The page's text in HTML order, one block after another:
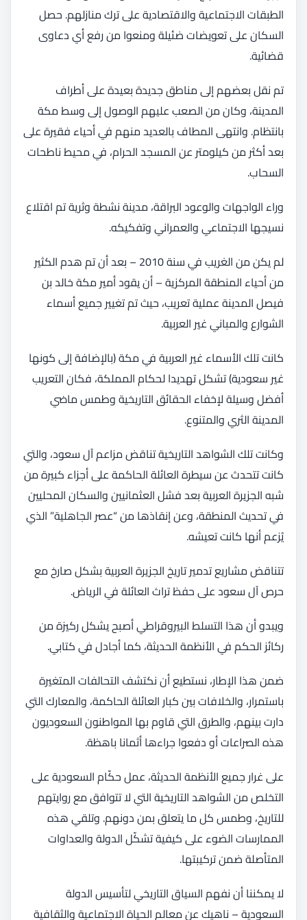
الطبقات الاجتماعية والاقتصادية على ترك منازلهم. حصل
السكان على تعويضات ضئيلة ومنعوا من رفع أي دعاوى
قضائية.
تم نقل بعضهم إلى مناطق جديدة بعيدة على أطراف
المدينة، وكان من الصعب عليهم الوصول إلى وسط مكة
بانتظام. وانتهى المطاف بالعديد منهم في أحياء فقيرة على
بعد أكثر من كيلومتر عن المسجد الحرام، في محيط ناطحات
السحاب.
وراء الواجهات والوعود البراقة، مدينة نشطة وثرية تم اقتلاع
نسيجها الاجتماعي والعمراني وتفكيكه.
لم يكن من الغريب في سنة 2010 – بعد أن تم هدم الكثير
من أحياء المنطقة المركزية – أن يقود أمير مكة خالد بن
فيصل المدينة عملية تعريب، حيث تم تغيير جميع أسماء
الشوارع والمباني غير العربية.
كانت تلك الأسماء غير العربية في مكة (بالإضافة إلى كونها
غير سعودية) تشكل تهديدا لحكام المملكة، فكان التعريب
أفضل وسيلة لإخفاء الحقائق التاريخية وطمس ماضي
المدينة الثري والمتنوع.
وكانت تلك الشواهد التاريخية تناقض مزاعم آل سعود، والتي
كانت تتحدث عن سيطرة العائلة الحاكمة على أجزاء كبيرة من
شبه الجزيرة العربية بعد فشل العثمانيين والسكان المحليين
في تحديث المنطقة، وعن إنقاذها من “عصر الجاهلية” الذي
يُزعم أنها كانت تعيشه.
تتناقض مشاريع تدمير تاريخ الجزيرة العربية بشكل صارخ مع
حرص آل سعود على حفظ تراث العائلة في الرياض.
ويبدو أن هذا التسلط البيروقراطي أصبح يشكل ركيزة من
ركائز الحكم في الأنظمة الحديثة، كما أجادل في كتابي.
ضمن هذا الإطار، نستطيع أن نكتشف التحالفات المتغيرة
باستمرار، والخلافات بين كبار العائلة الحاكمة، والمعارك التي
دارت بينهم، والطرق التي قاوم بها المواطنون السعوديون
هذه الصراعات أو دفعوا جراءها أثمانا باهظة.
على غرار جميع الأنظمة الحديثة، عمل حكّام السعودية على
التخلص من الشواهد التاريخية التي لا تتوافق مع روايتهم
للتاريخ، وطمس كل ما يتعلق بمن دونهم. وتلقي هذه
الممارسات الضوء على كيفية تشكّل الدولة والعداوات
المتأصلة ضمن تركيبتها.
لا يمكننا أن نفهم السياق التاريخي لتأسيس الدولة
السعودية – ناهيك عن معالم الحياة الاجتماعية والثقافية